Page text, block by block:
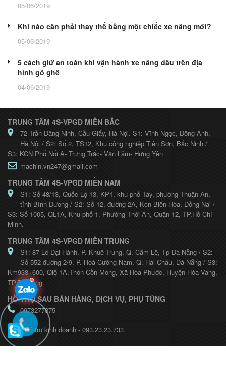
05/06/2019
Khi nào cần phải thay thế bằng một chiếc xe nâng mới?
05/06/2019
5 cách giữ an toàn khi vận hành xe nâng dầu trên địa
hình gồ ghề
04/06/2019
TRUNG TÂM 4S-VPGD MIỀN BẮC
72 Trần Đăng Ninh, Cầu Giấy, Hà Nội. S1: Vĩnh Ngọc, Đông Anh,
Hà Nội / S2: Số 2, TS12, Khu công nghiệp Tiên Sơn, Bắc Ninh /
S3: KCN Phố Nối A- Trưng Trắc- Văn Lâm- Hưng Yên
machin.vn247@gmail.com
TRUNG TÂM 4S-VPGD MIỀN NAM
S1: Số 48/13, Quốc Lộ 13, KP1, khu phố Tây, phường Thuận An,
tỉnh Bình Dương / S2: Số 12, đường 2A, Kcn Biên Hòa, Đồng Nai /
S3: Số 1005, QL1A, Khu phố 1, Phường Thới An, Quận 12, TP.Hồ Chí
Minh.
TRUNG TÂM 4S-VPGD MIỀN TRUNG
S1: 87 Lê Đại Hành, P. Khuê Trung, Q. Cẩm Lệ, Tp Đà Nẵng / S2:
Số 552 đường 2/9, P. Hoà Cường Nam, Q. Hải Châu, Đà Nẵng / S3:
Km938+600, Qlộ 1A,Thôn Cồn Mong, Xã Hòa Phước, Huyện Hòa Vang,
TP.Đà Nẵng
HỖ TRỢ SAU BÁN HÀNG, DỊCH VỤ, PHỤ TÙNG
0973277875
Hỗ trợ kinh doanh - 093.23.23.733